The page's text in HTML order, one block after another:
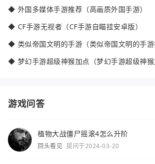
◆ 外国多媒体手游推荐（高画质外国手游）
◆ CF手游无视者（CF手游自瞄挂安卓版）
◆ 类似帝国文明的手游（类似帝国文明的手游
◆ 梦幻手游超级神猴加点（梦幻手游超级神
游戏问答
植物大战僵尸摇滚4怎么升阶
回头看见 提问于2024-03-20